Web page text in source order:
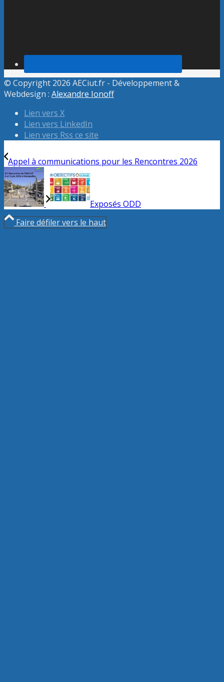
© Copyright 2026 AECiut.fr - Développement &
Webdesign : Alexandre Ionoff
Lien vers X
Lien vers LinkedIn
Lien vers Rss ce site
Appel à communications pour les Rencontres 2026
Exposés ODD
Faire défiler vers le haut